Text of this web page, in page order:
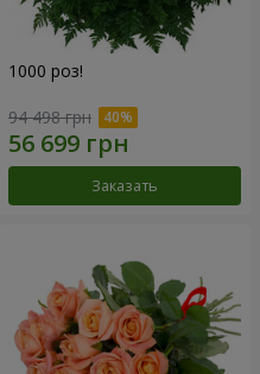
1000 роз!
94 498 грн
Заказать